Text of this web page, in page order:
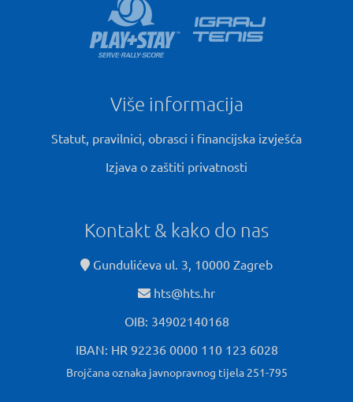
Više informacija
Statut, pravilnici, obrasci i financijska izvješća
Izjava o zaštiti privatnosti
Kontakt & kako do nas
Gundulićeva ul. 3, 10000 Zagreb
hts@hts.hr
OIB: 34902140168
IBAN: HR 92236 0000 110 123 6028
Brojčana oznaka javnopravnog tijela 251-795